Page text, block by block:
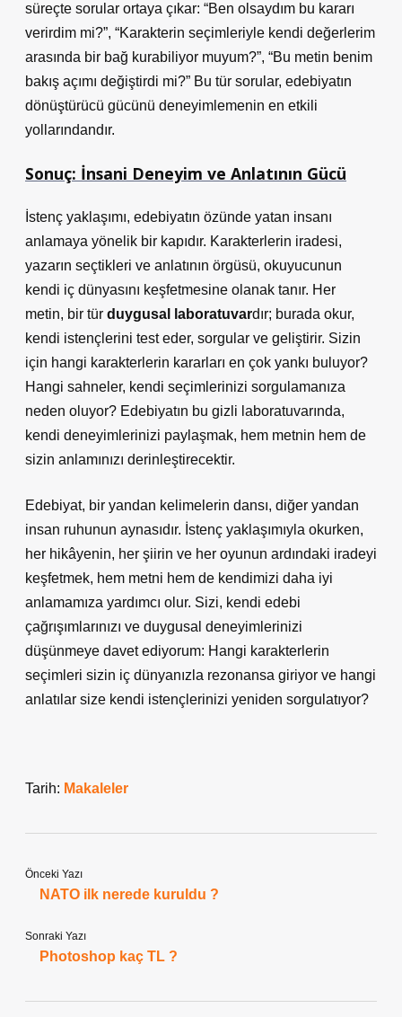
süreçte sorular ortaya çıkar: “Ben olsaydım bu kararı
verirdim mi?”, “Karakterin seçimleriyle kendi değerlerim
arasında bir bağ kurabiliyor muyum?”, “Bu metin benim
bakış açımı değiştirdi mi?” Bu tür sorular, edebiyatın
dönüştürücü gücünü deneyimlemenin en etkili
yollarındandır.
Sonuç: İnsani Deneyim ve Anlatının Gücü
İstenç yaklaşımı, edebiyatın özünde yatan insanı
anlamaya yönelik bir kapıdır. Karakterlerin iradesi,
yazarın seçtikleri ve anlatının örgüsü, okuyucunun
kendi iç dünyasını keşfetmesine olanak tanır. Her
metin, bir tür duygusal laboratuvardır; burada okur,
kendi istençlerini test eder, sorgular ve geliştirir. Sizin
için hangi karakterlerin kararları en çok yankı buluyor?
Hangi sahneler, kendi seçimlerinizi sorgulamanıza
neden oluyor? Edebiyatın bu gizli laboratuvarında,
kendi deneyimlerinizi paylaşmak, hem metnin hem de
sizin anlamınızı derinleştirecektir.
Edebiyat, bir yandan kelimelerin dansı, diğer yandan
insan ruhunun aynasıdır. İstenç yaklaşımıyla okurken,
her hikâyenin, her şiirin ve her oyunun ardındaki iradeyi
keşfetmek, hem metni hem de kendimizi daha iyi
anlamamıza yardımcı olur. Sizi, kendi edebi
çağrışımlarınızı ve duygusal deneyimlerinizi
düşünmeye davet ediyorum: Hangi karakterlerin
seçimleri sizin iç dünyanızla rezonansa giriyor ve hangi
anlatılar size kendi istençlerinizi yeniden sorgulatıyor?
Tarih: Makaleler
Önceki Yazı
NATO ilk nerede kuruldu ?
Sonraki Yazı
Photoshop kaç TL ?